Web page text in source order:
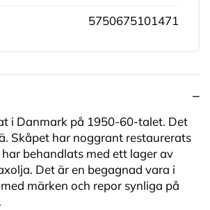
5750675101471
i Danmark på 1950-60-talet. Det
Skåpet har noggrant restaurerats
behandlats med ett lager av
Det är en begagnad vara i
märken och repor synliga på